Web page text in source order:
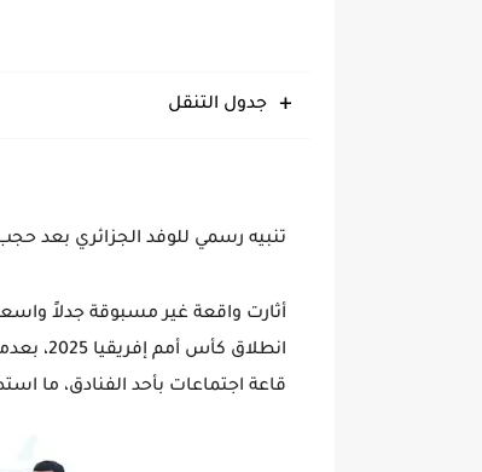
جدول التنقل
تنبيه رسمي للوفد الجزائري بعد
أثارت واقعة غير مسبوقة جدلاً
انطلاق كأس أمم إفريقيا 2025 ،
قاعة اجتماعات بأحد الفنادق، ما